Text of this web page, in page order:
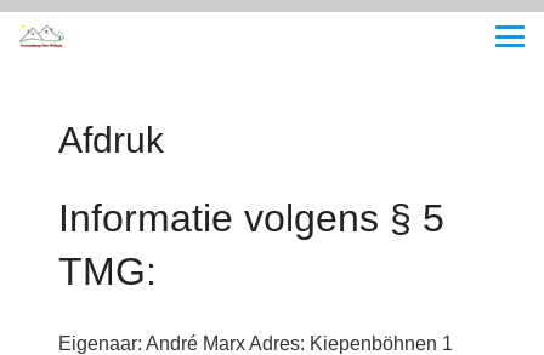
Afdruk
Informatie volgens § 5
TMG:
Eigenaar: André Marx Adres: Kiepenböhnen 1